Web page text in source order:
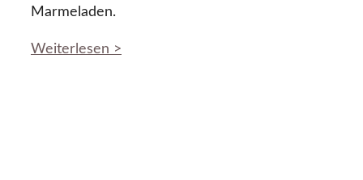
Marmeladen.
Weiterlesen >